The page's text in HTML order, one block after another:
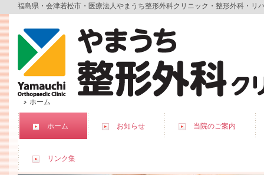
福島県・会津若松市・医療法人やまうち整形外科クリニック・整形外科・リ
ホーム
ホーム お知らせ 当院のご案内
リンク集